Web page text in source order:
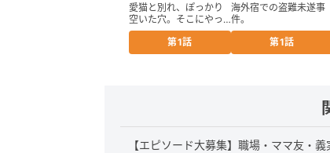
愛猫と別れ、ぽっかり
空いた穴。そこにやっ
てきたのは
第1話
海外宿での盗難未遂事
件。
第1話
【エピソード大募集】職場・ママ友・